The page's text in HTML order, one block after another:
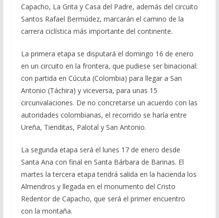
Capacho, La Grita y Casa del Padre, además del circuito
Santos Rafael Bermúdez, marcarán el camino de la
carrera ciclística más importante del continente.
La primera etapa se disputará el domingo 16 de enero
en un circuito en la frontera, que pudiese ser binacional:
con partida en Cúcuta (Colombia) para llegar a San
Antonio (Táchira) y viceversa, para unas 15
circunvalaciones. De no concretarse un acuerdo con las
autoridades colombianas, el recorrido se haría entre
Ureña, Tienditas, Palotal y San Antonio.
La segunda etapa será el lunes 17 de enero desde
Santa Ana con final en Santa Bárbara de Barinas. El
martes la tercera etapa tendrá salida en la hacienda los
Almendros y llegada en el monumento del Cristo
Redentor de Capacho, que será el primer encuentro
con la montaña.